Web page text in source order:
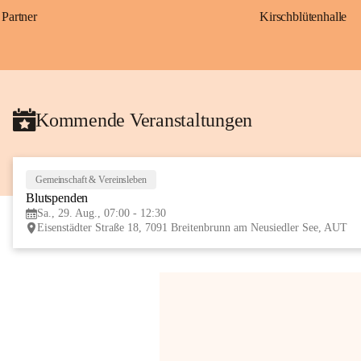
Partner Kirschblütenhalle
Kommende Veranstaltungen
Gemeinschaft & Vereinsleben
Blutspenden
Sa., 29. Aug., 07:00 - 12:30
Eisenstädter Straße 18, 7091 Breitenbrunn am Neusiedler See, AUT